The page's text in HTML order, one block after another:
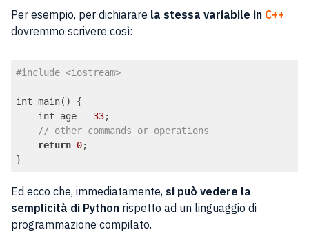
Per esempio, per dichiarare la stessa variabile in C++
dovremmo scrivere così:
#include <iostream>
int main() {
    int age =
33;
// other commands or operations
return 0;
}
Ed ecco che, immediatamente, si può vedere la
semplicità di Python rispetto ad un linguaggio di
programmazione compilato.